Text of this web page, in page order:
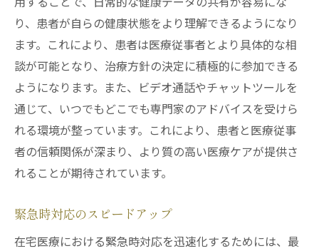
り、患者が自らの健康状態をより理解できるようになり
ます。これにより、患者は医療従事者とより具体的な相
談が可能となり、治療方針の決定に積極的に参加できる
ようになります。また、ビデオ通話やチャットツールを
通じて、いつでもどこでも専門家のアドバイスを受けら
れる環境が整っています。これにより、患者と医療従事
者の信頼関係が深まり、より質の高い医療ケアが提供さ
れることが期待されています。
緊急時対応のスピードアップ
在宅医療における緊急時対応を迅速化するためには、最